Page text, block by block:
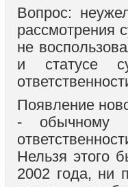
Вопрос:
рассмотрения
не
и статусе
Появление
- обычному
Нельзя этого
2002 года, ни